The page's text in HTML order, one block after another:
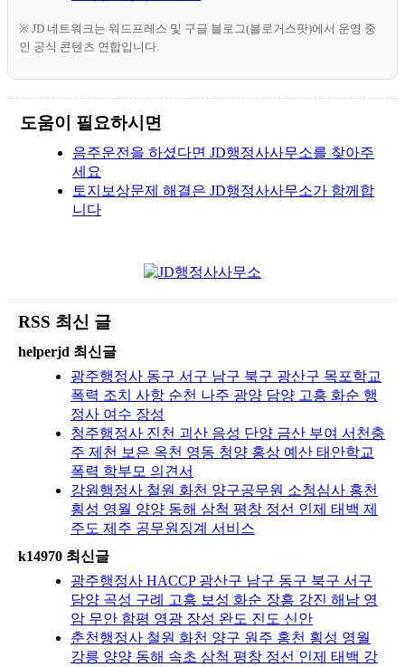
※ JD 네트워크는 워드프레스 및 구글 블로그(블로거스팟)에서 운영 중
인 공식 콘텐츠 연합입니다.
도움이 필요하시면
음주운전을 하셨다면 JD행정사사무소를 찾아주
세요
토지보상문제 해결은 JD행정사사무소가 함께합
니다
RSS 최신 글
helperjd 최신글
광주행정사 동구 서구 남구 북구 광산구 목포학교
폭력 조치 사항 순천 나주 광양 담양 고흥 화순 행
정사 여수 장성
청주행정사 진천 괴산 음성 단양 금산 부여 서천충
주 제천 보은 옥천 영동 청양 홍상 예산 태안학교
폭력 학부모 의견서
강원행정사 철원 화천 양구공무원 소청심사 홍천
횡성 영월 양양 동해 삼척 평창 정선 인제 태백 제
주도 제주 공무원징계 서비스
k14970 최신글
광주행정사 HACCP 광산구 남구 동구 북구 서구
담양 곡성 구례 고흥 보성 화순 장흥 강진 해남 영
암 무안 함평 영광 장성 완도 진도 신안
춘천행정사 철원 화천 양구 원주 홍천 횡성 영월
강릉 양양 동해 속초 삼척 평창 정선 인제 태백 강